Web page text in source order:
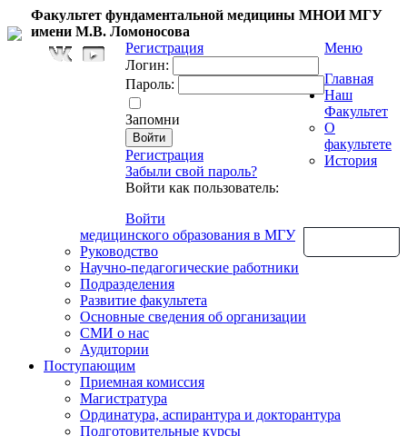
Факультет фундаментальной медицины МНОИ МГУ
имени М.В. Ломоносова
Регистрация
Логин:
Пароль:
Запомни
Регистрация
Забыли свой пароль?
Войти как пользователь:
Войти
Меню
Главная
Наш
Факультет
О
факультете
История
медицинского образования в МГУ
Руководство
Научно-педагогические работники
Подразделения
Развитие факультета
Основные сведения об организации
СМИ о нас
Аудитории
Поступающим
Приемная комиссия
Магистратура
Ординатура, аспирантура и докторантура
Подготовительные курсы